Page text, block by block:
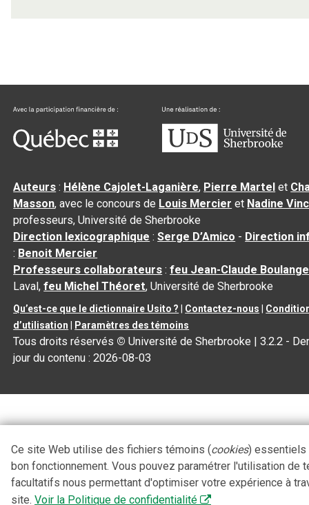
Auteurs : Hélène Cajolet-Laganière, Pierre Martel et
Masson, avec le concours de Louis Mercier et Nadine
professeurs, Université de Sherbrooke
Direction lexicographique :Serge D’Amico - Direction
: Benoit Mercier
Professeurs collaborateurs :feu Jean-Claude
Laval,feu Michel Théoret, Université de Sherbrooke
Qu’est-ce que le dictionnaire Usito ? Contactez-nous
d’utilisation
Paramètres des témoins
Tous droits réservés © Université de Sherbrooke |3.2.2 -
jour du contenu :2026-08-03
Ce site Web utilise des fichiers témoins (cookies) essentiels
bon fonctionnement. Vous pouvez paramétrer l'utilisation de
facultatifs nous permettant d'optimiser votre expérience à
site. Voir la Politique de confidentialité